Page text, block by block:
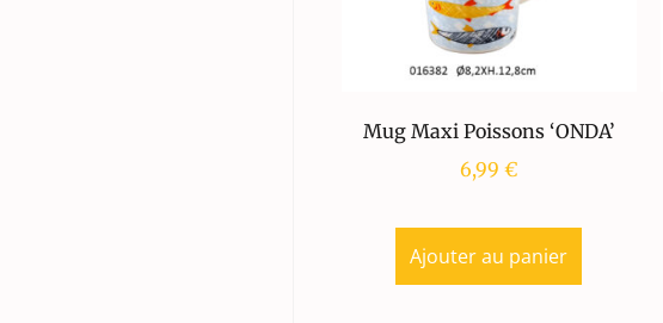
Mug Maxi Poissons ‘ONDA’
6,99€
Ajouter au panier